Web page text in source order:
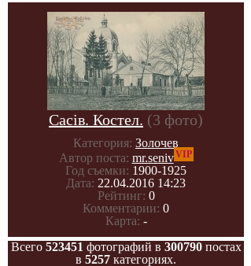
Сасів. Костел. (3 фото)
Категория: Золочев
Автор поста: mr.senivVIP
Год съемки: 1900-1925
Дата: 22.04.2016 14:23
Рейтинг: 0
Комментарии: 0
Карта: -
Всего 523451 фотографий в 300790постах
в 5257 категориях.